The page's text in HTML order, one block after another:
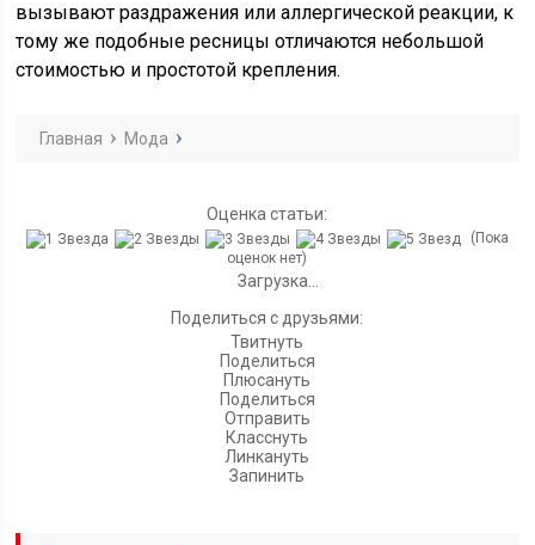
вызывают раздражения или аллергической реакции, к
тому же подобные ресницы отличаются небольшой
стоимостью и простотой крепления.
Главная Мода
Оценка статьи:
(Пока
оценок нет)
Загрузка...
Поделиться с друзьями:
Твитнуть
Поделиться
Плюсануть
Поделиться
Отправить
Класснуть
Линкануть
Запинить